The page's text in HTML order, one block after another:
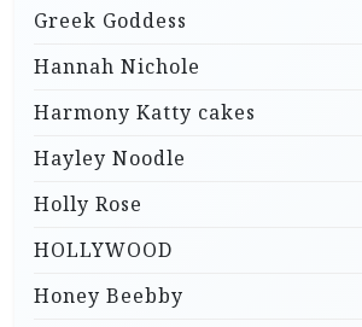
Greek Goddess
Hannah Nichole
Harmony Katty cakes
Hayley Noodle
Holly Rose
HOLLYWOOD
Honey Beebby